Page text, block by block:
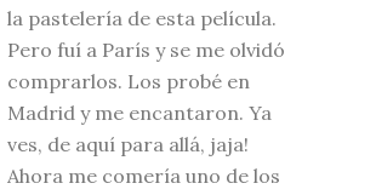
la pastelería de esta película.
Pero fuí a París y se me olvidó
comprarlos. Los probé en
Madrid y me encantaron. Ya
ves, de aquí para allá, jaja!
Ahora me comería uno de los